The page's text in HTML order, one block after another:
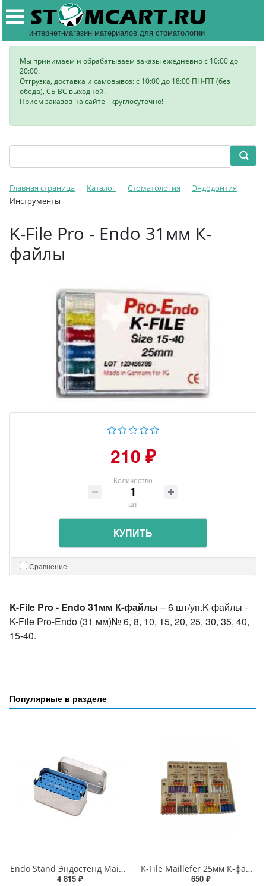
интернет-магазин материалов для стоматологии
Мы принимаем и обрабатываем заказы ежедневно с 10:00 до
20:00.
Отгрузка, доставка и самовывоз: с 10:00 до 18:00 ПН-ПТ (без
обеда), СБ-ВС выходной.
Прием заказов на сайте - круглосуточно!
Главная страница Каталог Стоматология
Эндодонтия
Инструменты
K-File Pro - Endo 31мм К-
файлы
210 ₽
Количество
шт
КУПИТЬ
Сравнение
K-File Pro - Endo 31мм К-файлы – 6 шт/уп.K-файлы -
K-File Pro-Endo (31 мм)№ 6, 8, 10, 15, 20, 25, 30, 35, 40,
15-40.
Популярные в разделе
Endo Stand Эндостенд Maillefer
4 815 ₽
K-File Maillefer 25мм К-файлы
650 ₽